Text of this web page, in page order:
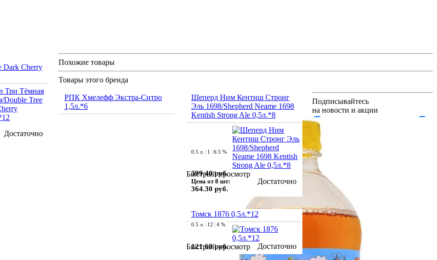
Dark Cherry
Достаточно
Похожие товары
Товары этого бренда
РПК Хмелефф Экстра-Ситро
1,5л.*6
Шеперд Ним Кентиш Стронг
Эль 1698/Shepherd Neame 1698
Kentish Strong Ale 0,5л.*8
Быстрый просмотр
0.5 л. 1 6.5 %
399.40 руб.
Цена от 8 шт:
364.30 руб.
Достаточно
Томск 1876 0,5л.*12
Быстрый просмотр
0.5 л. 12 4 %
121.60 руб. Достаточно
Подписывайтесь
на новости и акции
Новости магазина
от отдела продаж
руководителя
Чрезмерное употребление
алкоголя вредит Вашему
+7 903-666-2-444
info@pivocom.ru
Соцсети